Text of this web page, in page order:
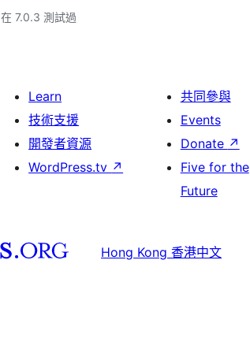
在 7.0.3 測試過
Learn
技術支援
開發者資源
WordPress.tv ↗
共同參與
Events
Donate ↗
Five for the
Future
Hong Kong 香港中文